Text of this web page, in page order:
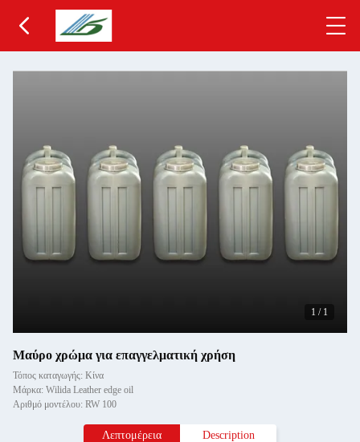
1 / 1
Μαύρο χρώμα για επαγγελματική χρήση
Τόπος καταγωγής: Κίνα
Μάρκα: Wilida Leather edge oil
Αριθμό μοντέλου: RW 100
Λεπτομέρεια Description